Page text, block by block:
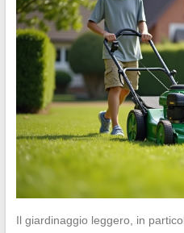
Il giardinaggio leggero, in